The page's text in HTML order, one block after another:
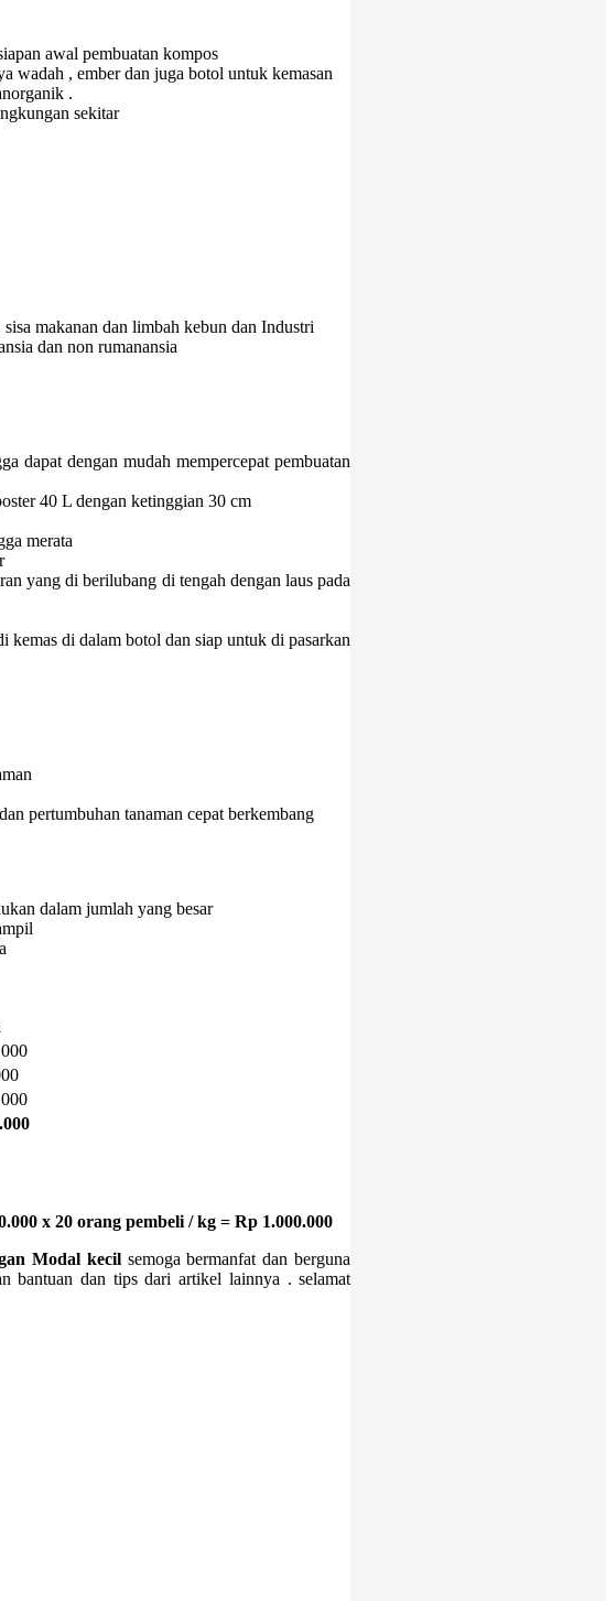
awal pembuatan kompos
wadah , ember dan juga botol untuk kemasan
.
sekitar
makanan dan limbah kebun dan Industri
dan non rumanansia
dapat dengan mudah mempercepat pembuatan
40 L dengan ketinggian 30 cm
merata
yang di berilubang di tengah dengan laus pada
kemas di dalam botol dan siap untuk di pasarkan
pertumbuhan tanaman cepat berkembang
dalam jumlah yang besar
x 20 orang pembeli / kg = Rp 1.000.000
Modal kecil semoga bermanfat dan berguna
bantuan dan tips dari artikel lainnya . selamat